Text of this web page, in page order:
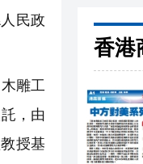
民政
雕工
，由
授基
香港